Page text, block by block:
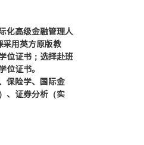
化高级金融管理人
用英方原版教
位证书；选择赴班
证书。
保险学、国际金
、证券分析（实